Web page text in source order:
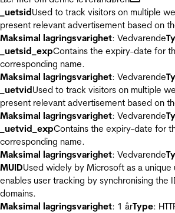
_uetsidUsed to track visitors on multiple
present relevant advertisement based on
Maksimal lagringsvarighet: Vedvarende
_uetsid_expContains the expiry-date for
corresponding name.
Maksimal lagringsvarighet: Vedvarende
_uetvidUsed to track visitors on multiple
present relevant advertisement based on
Maksimal lagringsvarighet: Vedvarende
_uetvid_expContains the expiry-date for
corresponding name.
Maksimal lagringsvarighet: Vedvarende
MUIDUsed widely by Microsoft as a unique
enables user tracking by synchronising the
domains.
Maksimal lagringsvarighet: 1 årType: